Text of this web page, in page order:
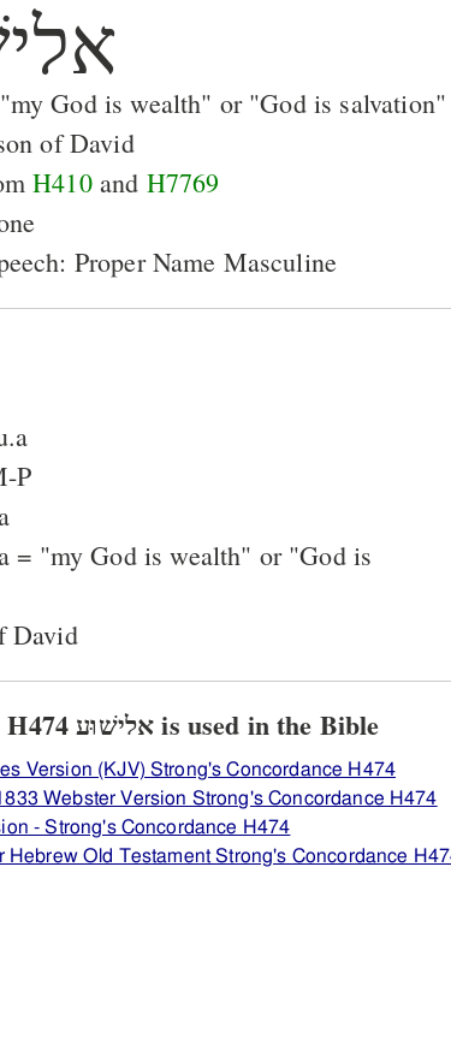
God is wealth" or "God is salvation"
of David
H410and H7769
Proper Name Masculine
P
= "my God is wealth" or "God is
David
View how H474 אלישׁוּע is used in the Bible
Version (KJV) Strong's Concordance H474
Webster Version Strong's Concordance H474
- Strong's Concordance H474
Hebrew Old Testament Strong's Concordance